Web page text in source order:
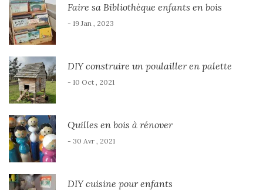
Faire sa Bibliothèque enfants en bois
- 19 Jan , 2023
DIY construire un poulailler en palette
- 10 Oct , 2021
Quilles en bois à rénover
- 30 Avr , 2021
DIY cuisine pour enfants